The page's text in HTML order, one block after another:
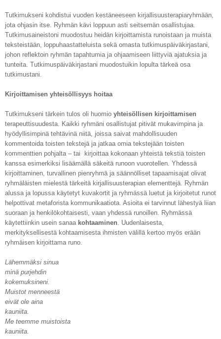
Tutkimukseni kohdistui vuoden kestäneeseen kirjallisuusterapiaryhmään,
jota ohjasin itse. Ryhmän kävi loppuun asti seitsemän osallistujaa.
Tutkimusaineistoni muodostuu heidän kirjoittamista runoistaan ja muista
teksteistään, loppuhaastatteluista sekä omasta tutkimuspäiväkirjastani,
johon reflektoin ryhmän tapahtumia ja ohjaamiseen liittyviä ajatuksia ja
tunteita. Tutkimuspäiväkirjastani muodostuikin lopulta tärkeä osa
tutkimustani.
Kirjoittamisen yhteisöllisyys hoitaa
Tutkimukseni tärkein tulos oli huomio yhteisöllisen kirjoittamisen
terapeuttisuudesta. Kaikki ryhmäni osallistujat pitivät mukavimpina ja
hyödyllisimpinä tehtävinä niitä, joissa saivat mahdollisuuden
kommentoida toisten tekstejä ja jatkaa omia tekstejään toisten
kommenttien pohjalta – tai kirjoittaa kokonaan yhteistä tekstiä toisten
kanssa esimerkiksi lisäämällä säkeitä runoon vuorotellen. Yhdessä
kirjoittaminen, turvallinen pienryhmä ja säännölliset tapaamisajat olivat
ryhmäläisten mielestä tärkeitä kirjallisuusterapian elementtejä. Ryhmän
alussa ja lopussa käytetyt kuvakortit ja ryhmässä luetut ja kirjoitetut runot
helpottivat metaforista kommunikaatiota. Asioita ei tarvinnut lähestyä liian
suoraan ja henkilökohtaisesti, vaan yhdessä runoillen. Ryhmässä
käytettiinkin usein sanaa kohtaaminen . Uudenlaisesta,
merkityksellisestä kohtaamisesta ihmisten välillä kertoo myös erään
ryhmäisen kirjoittama runo.
Lähemmäksi sinua
minä purjehdin
kokemuksineni.
Muistot menneestä
eivät ole aina
kauniita.
Me teemme muistoista
kauniita.